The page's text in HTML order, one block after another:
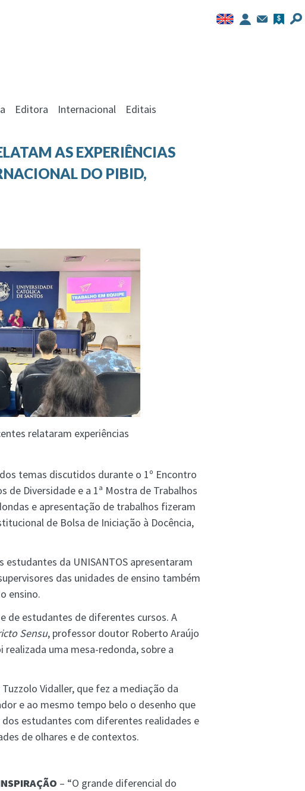
Editora Internacional Editais
AS EXPERIÊNCIAS
DO PIBID,
relataram experiências
temas discutidos durante o 1º Encontro
Diversidade e a 1ª Mostra de Trabalhos
e apresentação de trabalhos fizeram
de Bolsa de Iniciação à Docência,
da UNISANTOS apresentaram
das unidades de ensino também
ensino.
de estudantes de diferentes cursos. A
Sensu, professor doutor Roberto Araújo
uma mesa-redonda, sobre a
Vidaller, que fez a mediação da
e ao mesmo tempo belo o desenho que
estudantes com diferentes realidades e
de olhares e de contextos.
– “O grande diferencial do